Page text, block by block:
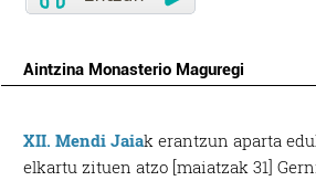
Aintzina Monasterio Maguregi
XII. Mendi Jaiak erantzun aparta
elkartu zituen atzo [maiatzak 31]